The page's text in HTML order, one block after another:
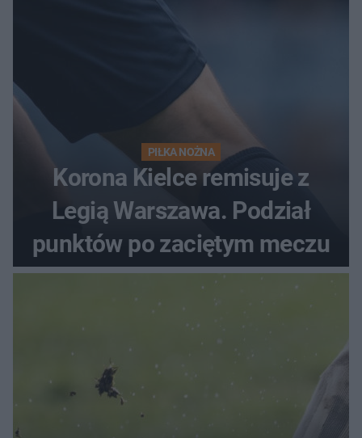
PIŁKA NOŻNA
Korona Kielce remisuje z
Legią Warszawa. Podział
punktów po zaciętym meczu